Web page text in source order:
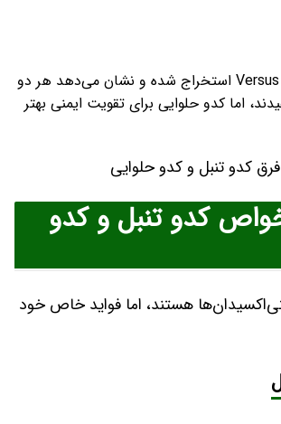
این اعداد از سایت Versus استخراج شده و نشان می‌دهد هر دو
اما کدو حلوایی برای تقویت ایمنی بهتر
کدو تنبل و کدو
هستند، اما فواید خاص خود